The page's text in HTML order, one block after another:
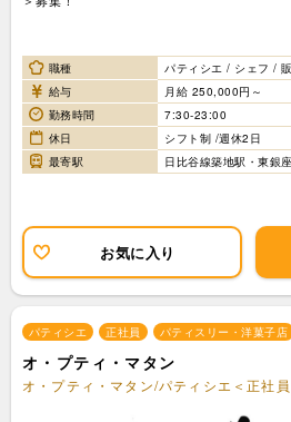
職種
パティシエ / シェフ /
給与
月給 250,000円～
勤務時間
7:30-23:00
休日
シフト制 /週休2日
最寄駅
日比谷線築地駅・東銀
お気に入り
パティシエ 正社員 パティスリー・洋菓子店
オ・プティ・マタン
オ・プティ・マタン/パティシエ＜正社員